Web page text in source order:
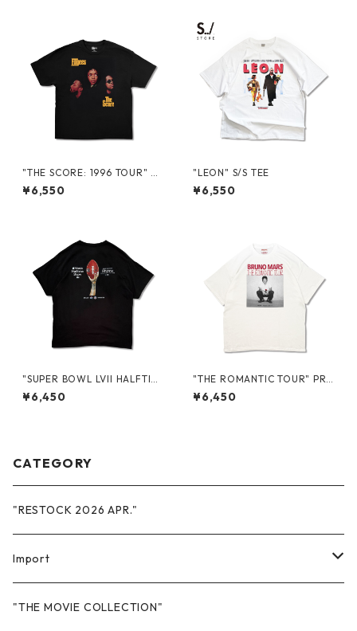
"THE SCORE: 1996 TOUR" 3
0 YEARS S/S TEE
¥6,550
"LEON" S/S TEE
¥6,550
"SUPER BOWL LVII HALFTIM
E SHOW 2023 IN ARIZONA"
PROMO S/S TEE
¥6,450
"THE ROMANTIC TOUR" PR
OMO S/S TEE
¥6,450
CATEGORY
"RESTOCK 2026 APR."
Import
Sweat
"THE MOVIE COLLECTION"